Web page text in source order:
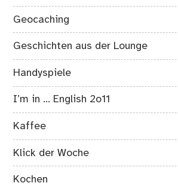
Geocaching
Geschichten aus der Lounge
Handyspiele
I’m in … English 2o11
Kaffee
Klick der Woche
Kochen